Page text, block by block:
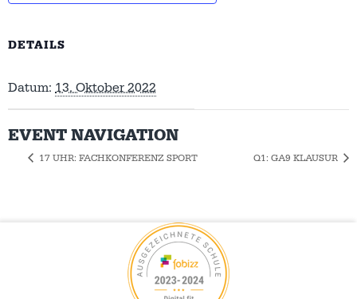
DETAILS
Datum: 13. Oktober 2022
EVENT NAVIGATION
17 UHR: FACHKONFERENZ SPORT Q1: GA9 KLAUSUR